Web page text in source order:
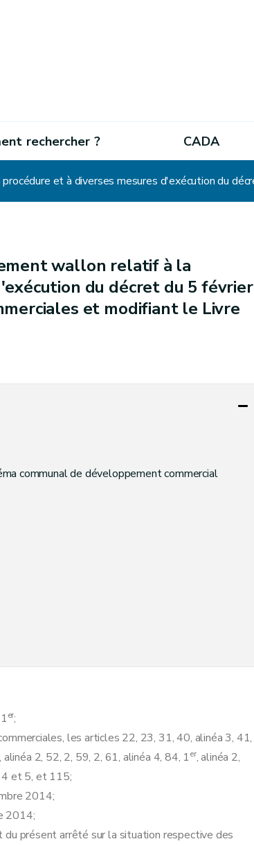
rechercher ? CADA
wallon relatif à la
du décret du 5 février
et modifiant le Livre
communal de développement commercial
er;
les articles 22, 23, 31, 40, alinéa 3, 41,
2, 52, 2, 59, 2, 61, alinéa 4, 84, 1er, alinéa 2,
4 et 5, et 115;
2014;
2014;
présent arrêté sur la situation respective des